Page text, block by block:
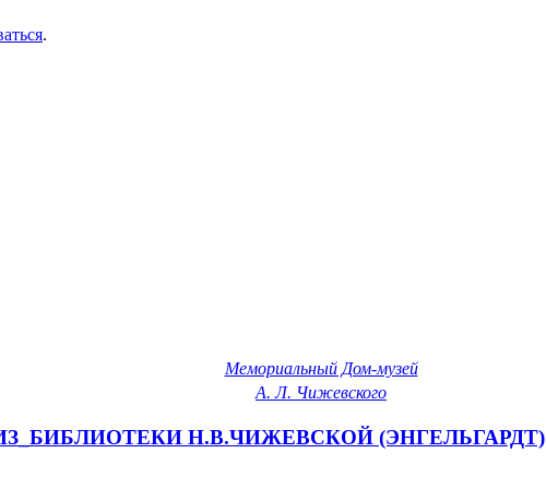
.
Мемориальный Дом-музей
А. Л. Чижевского
Н.В.ЧИЖЕВСКОЙ (ЭНГЕЛЬГАРДТ)